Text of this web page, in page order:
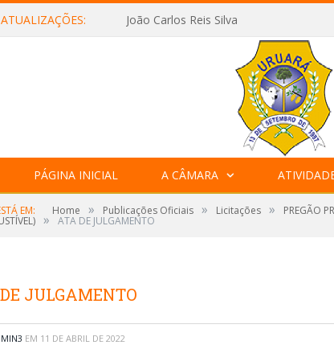
João Carlos Reis Silva
PÁGINA INICIAL A CÂMARA
EM: Home » Publicações Oficiais » Licitações » PREGÃO
» ATA DE JULGAMENTO
JULGAMENTO
EM 11 DE ABRIL DE 2022